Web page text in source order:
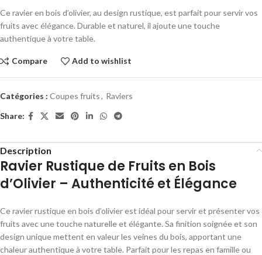
Ce ravier en bois d’olivier, au design rustique, est parfait pour servir vos
fruits avec élégance. Durable et naturel, il ajoute une touche
authentique à votre table.
Compare Add to wishlist
Catégories : Coupes fruits, Raviers
Share:
Description
Ravier Rustique de Fruits en Bois
d’Olivier – Authenticité et Élégance
Ce ravier rustique en bois d’olivier est idéal pour servir et présenter vos
fruits avec une touche naturelle et élégante. Sa finition soignée et son
design unique mettent en valeur les veines du bois, apportant une
chaleur authentique à votre table. Parfait pour les repas en famille ou